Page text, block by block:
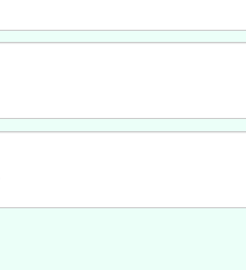
位及節水達
祈福系列
」
地景藝術